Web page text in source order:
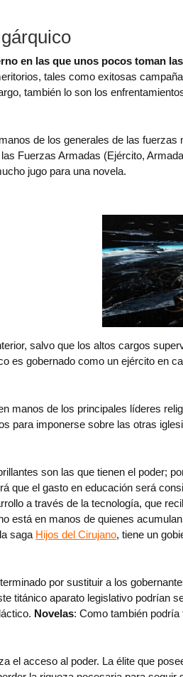
en las que unos pocos toman
tales como exitosas
también lo son los
de los generales de las
Fuerzas Armadas (Ejército,
jugo para una novela.
salvo que los altos cargos
es gobernado como un ejército en
manos de los principales líderes
para imponerse sobre las otras
son las que tienen el poder;
que el gasto en educación será
a través de la tecnología, que
está en manos de quienes
saga Hijos del Cirujano, tiene un
por sustituir a los
titánico aparato legislativo podrían
Novelas: Como también
el acceso al poder. La élite que